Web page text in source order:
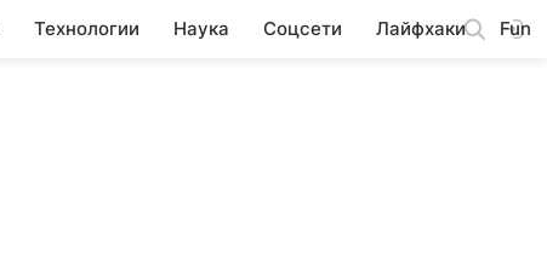
Технологии Наука Соцсети Лайфхаки Fun